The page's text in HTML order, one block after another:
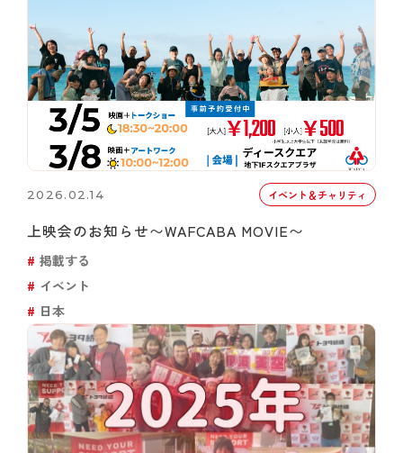
2026.02.14 イベント＆チャリティ
上映会のお知らせ〜WAFCABA MOVIE〜
掲載する
イベント
日本